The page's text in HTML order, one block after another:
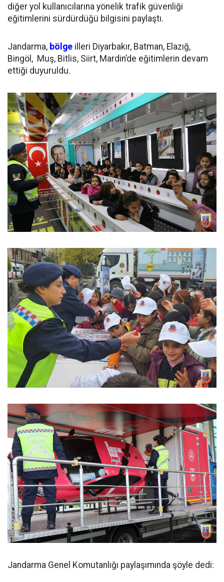
diğer yol kullanıcılarına yönelik trafik güvenliği
eğitimlerini sürdürdüğü bilgisini paylaştı.
Jandarma, bölge illeri Diyarbakır, Batman, Elazığ,
Bingöl, Muş, Bitlis, Siirt, Mardin’de eğitimlerin devam
ettiği duyuruldu.
Jandarma Genel Komutanlığı paylaşımında şöyle dedi: